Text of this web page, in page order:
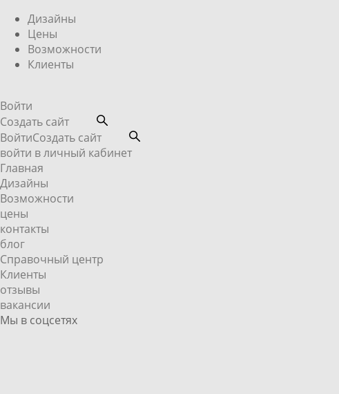
Дизайны
Цены
Возможности
Клиенты
Войти
Создать сайт
ВойтиСоздать сайт
войти в личный кабинет
Главная
Дизайны
Возможности
цены
контакты
блог
Справочный центр
Клиенты
отзывы
вакансии
Мы в соцсетях